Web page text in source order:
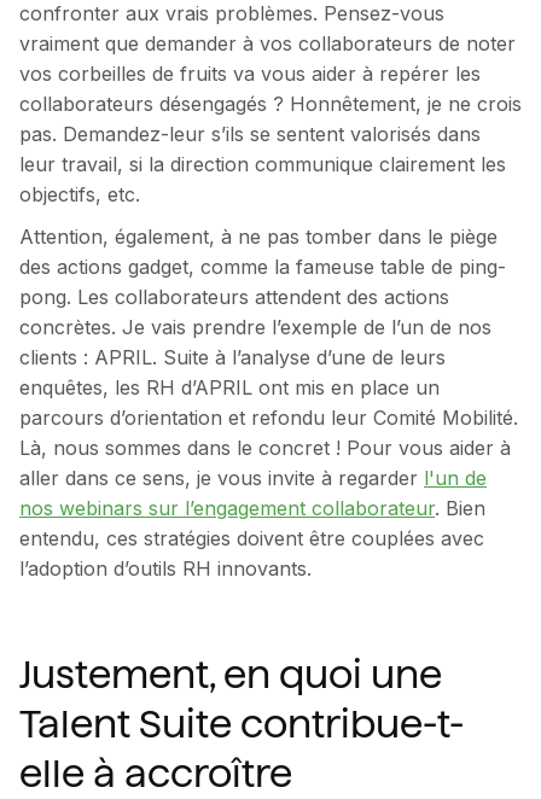
confronter aux vrais problèmes. Pensez-vous
vraiment que demander à vos collaborateurs de noter
vos corbeilles de fruits va vous aider à repérer les
collaborateurs désengagés ? Honnêtement, je ne crois
pas. Demandez-leur s’ils se sentent valorisés dans
leur travail, si la direction communique clairement les
objectifs, etc.
Attention, également, à ne pas tomber dans le piège
des actions gadget, comme la fameuse table de ping-
pong. Les collaborateurs attendent des actions
concrètes. Je vais prendre l’exemple de l’un de nos
clients : APRIL. Suite à l’analyse d’une de leurs
enquêtes, les RH d’APRIL ont mis en place un
parcours d’orientation et refondu leur Comité Mobilité.
Là, nous sommes dans le concret ! Pour vous aider à
aller dans ce sens, je vous invite à regarder l'un de
nos webinars sur l’engagement collaborateur. Bien
entendu, ces stratégies doivent être couplées avec
l’adoption d’outils RH innovants.
Justement, en quoi une
Talent Suite contribue-t-
elle à accroître